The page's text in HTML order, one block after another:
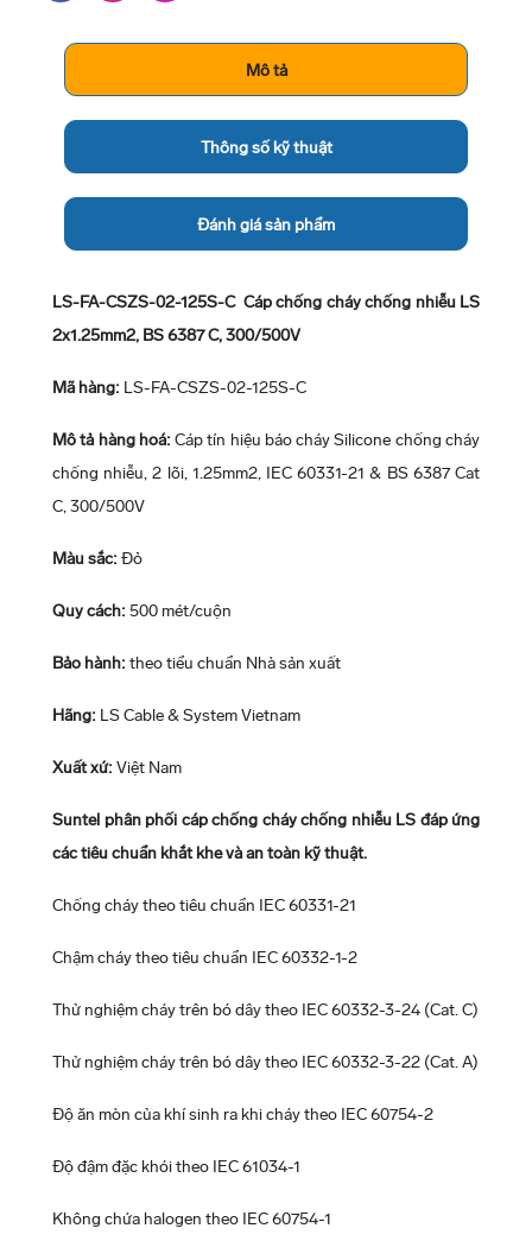
Mô tả
Thông số kỹ thuật
Đánh giá sản phẩm
LS-FA-CSZS-02-125S-C Cáp chống cháy chống nhiễu LS
2x1.25mm2, BS 6387 C, 300/500V
Mã hàng: LS-FA-CSZS-02-125S-C
Mô tả hàng hoá: Cáp tín hiệu báo cháy Silicone chống cháy
chống nhiễu, 2 lõi, 1.25mm2, IEC 60331-21 & BS 6387 Cat
C, 300/500V
Màu sắc: Đỏ
Quy cách: 500 mét/cuộn
Bảo hành: theo tiểu chuẩn Nhà sản xuất
Hãng: LS Cable & System Vietnam
Xuất xứ: Việt Nam
Suntel phân phối cáp chống cháy chống nhiễu LS đáp ứng
các tiêu chuẩn khắt khe và an toàn kỹ thuật.
Chống cháy theo tiêu chuẩn IEC 60331-21
Chậm cháy theo tiêu chuẩn IEC 60332-1-2
Thử nghiệm cháy trên bó dây theo IEC 60332-3-24 (Cat. C)
Thử nghiệm cháy trên bó dây theo IEC 60332-3-22 (Cat. A)
Độ ăn mòn của khí sinh ra khi cháy theo IEC 60754-2
Độ đậm đặc khói theo IEC 61034-1
Không chứa halogen theo IEC 60754-1